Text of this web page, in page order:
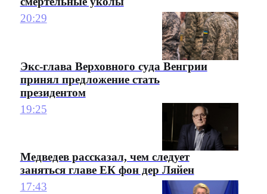
20:29
Экс-глава Верховного суда Венгрии
принял предложение стать
президентом
19:25
Медведев рассказал, чем следует
заняться главе ЕК фон дер Ляйен
17:43